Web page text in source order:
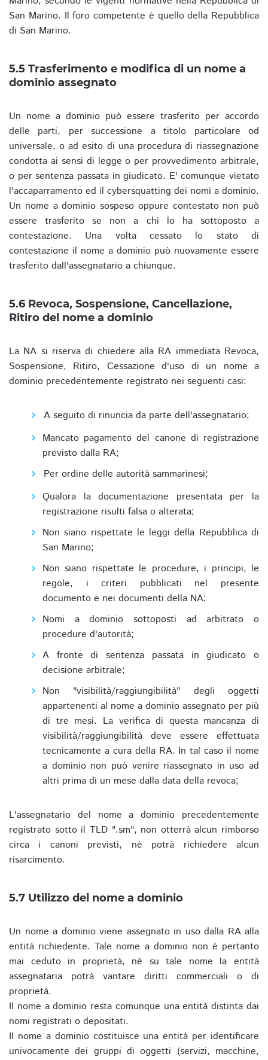
San Marino. Il foro competente è quello della Repubblica
di San Marino.
5.5 Trasferimento e modifica di un nome a
dominio assegnato
Un nome a dominio può essere trasferito per accordo
delle parti, per successione a titolo particolare od
universale, o ad esito di una procedura di riassegnazione
condotta ai sensi di legge o per provvedimento arbitrale,
o per sentenza passata in giudicato. E' comunque vietato
l'accaparramento ed il cybersquatting dei nomi a dominio.
Un nome a dominio sospeso oppure contestato non può
essere trasferito se non a chi lo ha sottoposto a
contestazione. Una volta cessato lo stato di
contestazione il nome a dominio può nuovamente essere
trasferito dall'assegnatario a chiunque.
5.6 Revoca, Sospensione, Cancellazione,
Ritiro del nome a dominio
La NA si riserva di chiedere alla RA immediata Revoca,
Sospensione, Ritiro, Cessazione d'uso di un nome a
dominio precedentemente registrato nei seguenti casi:
A seguito di rinuncia da parte dell'assegnatario;
Mancato pagamento del canone di registrazione
previsto dalla RA;
Per ordine delle autorità sammarinesi;
Qualora la documentazione presentata per la
registrazione risulti falsa o alterata;
Non siano rispettate le leggi della Repubblica di
San Marino;
Non siano rispettate le procedure, i principi, le
regole, i criteri pubblicati nel presente
documento e nei documenti della NA;
Nomi a dominio sottoposti ad arbitrato o
procedure d'autorità;
A fronte di sentenza passata in giudicato o
decisione arbitrale;
Non "visibilità/raggiungibilità" degli oggetti
appartenenti al nome a dominio assegnato per più
di tre mesi. La verifica di questa mancanza di
visibilità/raggiungibilità deve essere effettuata
tecnicamente a cura della RA. In tal caso il nome
a dominio non può venire riassegnato in uso ad
altri prima di un mese dalla data della revoca;
L'assegnatario del nome a dominio precedentemente
registrato sotto il TLD ".sm", non otterrà alcun rimborso
circa i canoni previsti, nè potrà richiedere alcun
risarcimento.
5.7 Utilizzo del nome a dominio
Un nome a dominio viene assegnato in uso dalla RA alla
entità richiedente. Tale nome a dominio non è pertanto
mai ceduto in proprietà, nè su tale nome la entità
assegnataria potrà vantare diritti commerciali o di
proprietà.
Il nome a dominio resta comunque una entità distinta dai
nomi registrati o depositati.
Il nome a dominio costituisce una entità per identificare
univocamente dei gruppi di oggetti (servizi, macchine,